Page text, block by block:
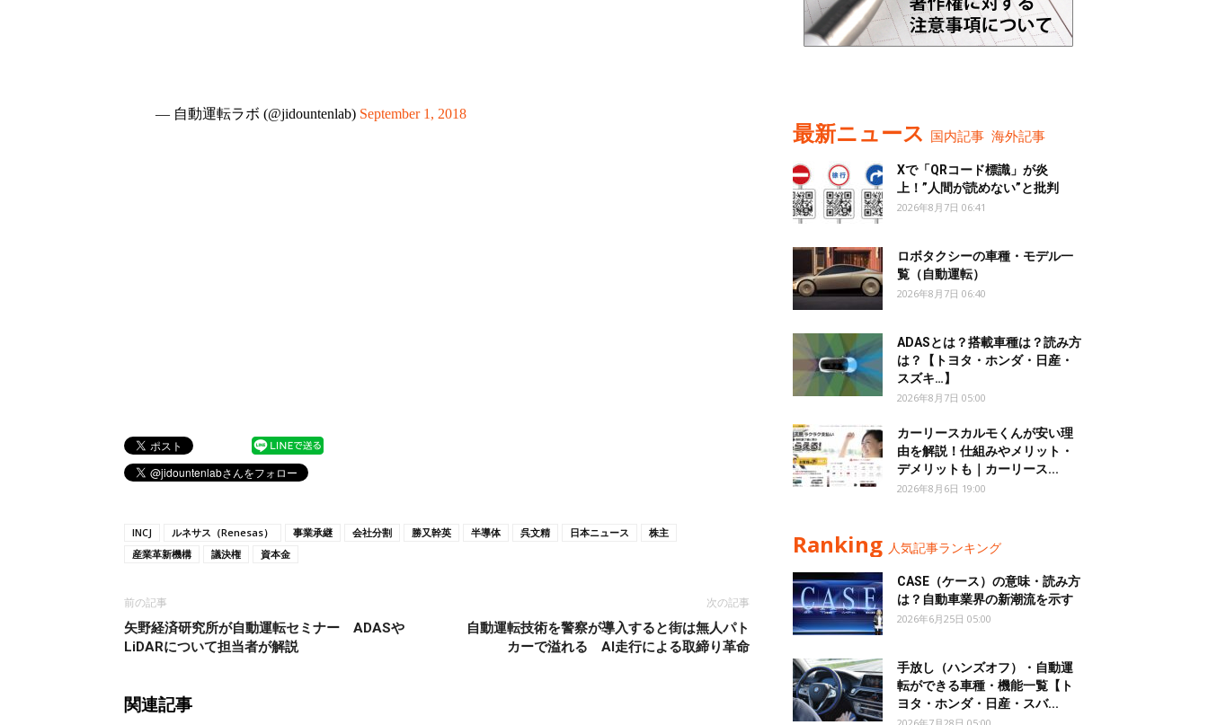
— 自動運転ラボ (@jidountenlab) September 1, 2018
INCJ ルネサス（Renesas） 事業承継 会社分割 勝又幹英 半導体 呉文精 日本ニュース
株主
産業革新機構
議決権 資本金
前の記事
矢野経済研究所が自動運転セミナー ADASや
LiDARについて担当者が解説
次の記事
自動運転技術を警察が導入すると街は無人パト
カーで溢れる AI走行による取締り革命
関連記事
最新ニュース 国内記事 海外記事
Xで「QRコード標識」が炎
上！”人間が読めない”と批判
2026年8月7日 06:41
ロボタクシーの車種・モデル一
覧（自動運転）
2026年8月7日 06:40
ADASとは？搭載車種は？読み方
は？【トヨタ・ホンダ・日産・
スズキ…】
2026年8月7日 05:00
カーリースカルモくんが安い理
由を解説！仕組みやメリット・
デメリットも｜カーリース...
2026年8月6日 19:00
Ranking 人気記事ランキング
CASE（ケース）の意味・読み方
は？自動車業界の新潮流を示す
2026年6月25日 05:00
手放し（ハンズオフ）・自動運
転ができる車種・機能一覧【ト
ヨタ・ホンダ・日産・スバ...